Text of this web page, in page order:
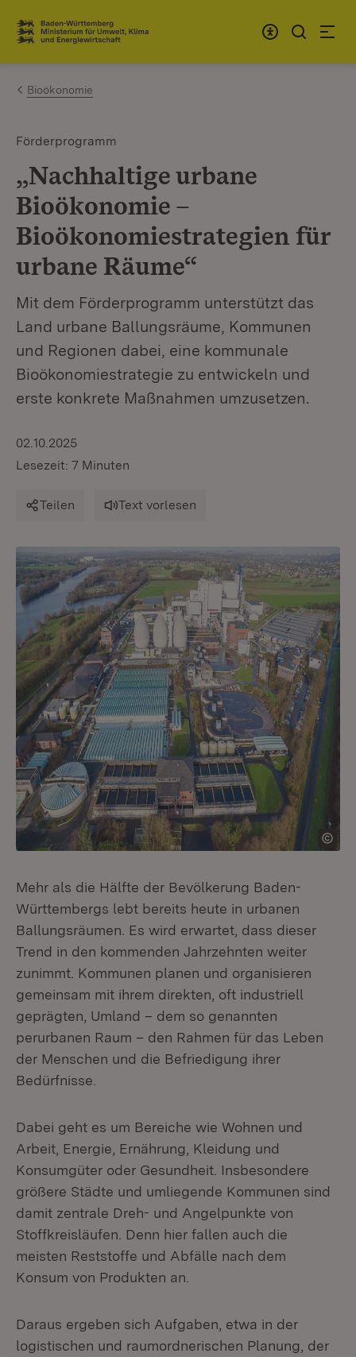
Zum Inhalt springen
Link zur Startseite
Bioökonomie
Förderprogramm
„Nachhaltige urbane
Bioökonomie –
Bioökonomiestrategien für
urbane Räume“
Mit dem Förderprogramm unterstützt das
Land urbane Ballungsräume, Kommunen
und Regionen dabei, eine kommunale
Bioökonomiestrategie zu entwickeln und
erste konkrete Maßnahmen umzusetzen.
02.10.2025
Lesezeit: 7 Minuten
Teilen Text vorlesen
Mehr als die Hälfte der Bevölkerung Baden-
Württembergs lebt bereits heute in urbanen
Ballungsräumen. Es wird erwartet, dass dieser
Trend in den kommenden Jahrzehnten weiter
zunimmt. Kommunen planen und organisieren
gemeinsam mit ihrem direkten, oft industriell
geprägten, Umland – dem so genannten
perurbanen Raum – den Rahmen für das Leben
der Menschen und die Befriedigung ihrer
Bedürfnisse.
Dabei geht es um Bereiche wie Wohnen und
Arbeit, Energie, Ernährung, Kleidung und
Konsumgüter oder Gesundheit. Insbesondere
größere Städte und umliegende Kommunen sind
damit zentrale Dreh- und Angelpunkte von
Stoffkreisläufen. Denn hier fallen auch die
meisten Reststoffe und Abfälle nach dem
Konsum von Produkten an.
Daraus ergeben sich Aufgaben, etwa in der
logistischen und raumordnerischen Planung, der